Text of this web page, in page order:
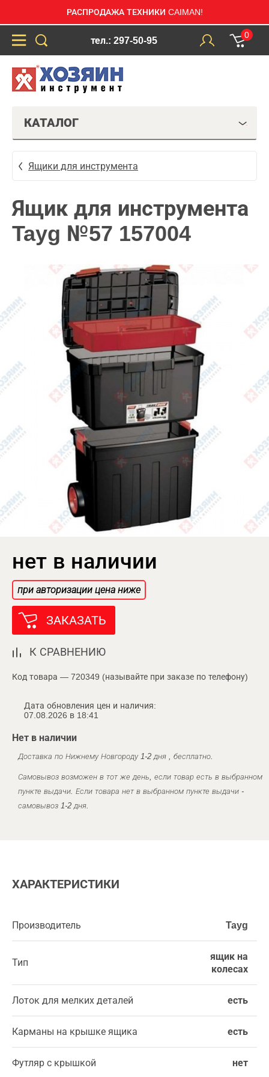
РАСПРОДАЖА ТЕХНИКИ CAIMAN!
тел.: 297-50-95
0
КАТАЛОГ
Ящики для инструмента
Ящик для инструмента
Tayg №57 157004
нет в наличии
при авторизации цена ниже
ЗАКАЗАТЬ
К СРАВНЕНИЮ
Код товара — 720349 (называйте при заказе по телефону)
Дата обновления цен и наличия:
07.08.2026 в 18:41
Нет в наличии
Доставка по Нижнему Новгороду 1-2 дня , бесплатно.
Самовывоз возможен в тот же день, если товар есть в выбранном
пункте выдачи. Если товара нет в выбранном пункте выдачи -
самовывоз 1-2 дня.
ХАРАКТЕРИСТИКИ
Производитель Tayg
Тип
ящик на
колесах
Лоток для мелких деталей есть
Карманы на крышке ящика есть
Футляр с крышкой нет